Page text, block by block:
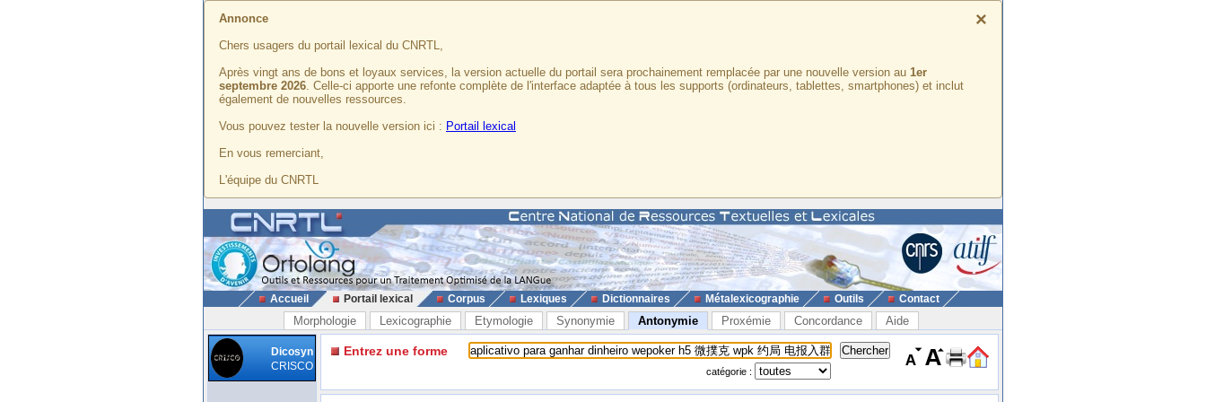
×
Annonce
Chers usagers du portail lexical du CNRTL,
Après vingt ans de bons et loyaux services, la version actuelle du portail sera prochainement remplacée par une nouvelle version au 1er
septembre 2026. Celle-ci apporte une refonte complète de l'interface adaptée à tous les supports (ordinateurs, tablettes, smartphones) et inclut
également de nouvelles ressources.
Vous pouvez tester la nouvelle version ici : Portail lexical
En vous remerciant,
L'équipe du CNRTL
Accueil Portail lexical Corpus Lexiques Dictionnaires Métalexicographie Outils Contact
Morphologie Lexicographie Etymologie Synonymie Antonymie Proxémie Concordance Aide
Dicosyn
CRISCO
Entrez une forme
catégorie :